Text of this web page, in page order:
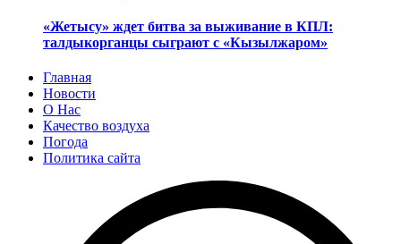
«Жетысу» ждет битва за выживание в КПЛ:
талдыкорганцы сыграют с «Кызылжаром»
Главная
Новости
О Нас
Качество воздуха
Погода
Политика сайта